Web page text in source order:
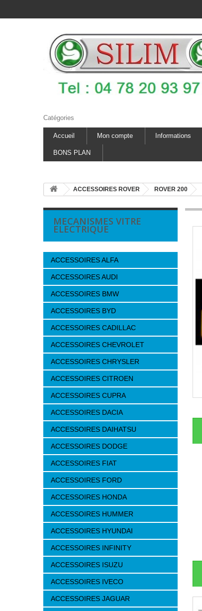
Catégories
Accueil Mon compte Informations
BONS PLAN
ACCESSOIRES ROVER ROVER 200
MECANISMES VITRE
ELECTRIQUE
ACCESSOIRES ALFA
ACCESSOIRES AUDI
ACCESSOIRES BMW
ACCESSOIRES BYD
ACCESSOIRES CADILLAC
ACCESSOIRES CHEVROLET
ACCESSOIRES CHRYSLER
ACCESSOIRES CITROEN
ACCESSOIRES CUPRA
ACCESSOIRES DACIA
ACCESSOIRES DAIHATSU
ACCESSOIRES DODGE
ACCESSOIRES FIAT
ACCESSOIRES FORD
ACCESSOIRES HONDA
ACCESSOIRES HUMMER
ACCESSOIRES HYUNDAI
ACCESSOIRES INFINITY
ACCESSOIRES ISUZU
ACCESSOIRES IVECO
ACCESSOIRES JAGUAR